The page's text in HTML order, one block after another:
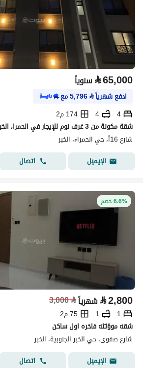
⃁65,000 سنوياً
ادفع شهرياً⃁
5,796مع
4
4
174 م2
شقة مكونة من 3 غرف نوم للإيجار في الحمرا، الخبر
شارع 16أ، حي الحمراء، الخبر
الإيميل
اتصال
6.6% خصم
⃁2,800 شهرياً⃁
3,000
1
1
75 م2
شقه موؤثثه فاخره اول ساكن
شارع صفوى، حي الخبر الجنوبية، الخبر
الإيميل
اتصال